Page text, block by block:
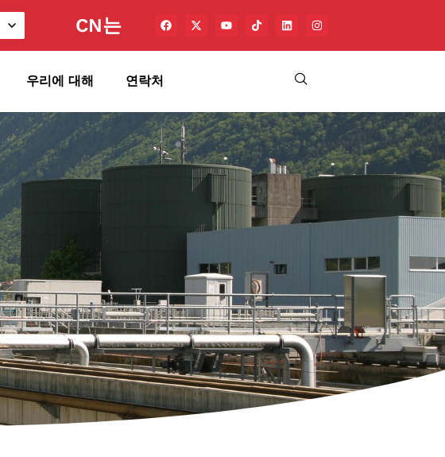
CN는
우리에 대해 연락처